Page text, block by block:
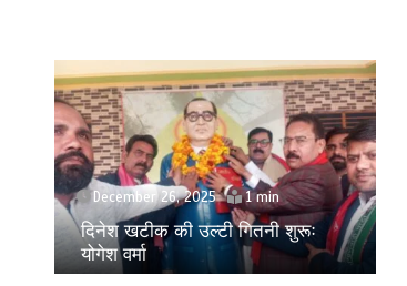
November 24, 2025
पता पूछा और लूट लिया 28 लाख का
सोना